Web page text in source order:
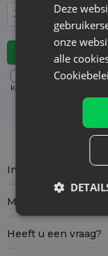
Voor details over
kunt je op elk moment
Informatie
Mijn account
Heeft u een vraag?
Deze
onze
alle